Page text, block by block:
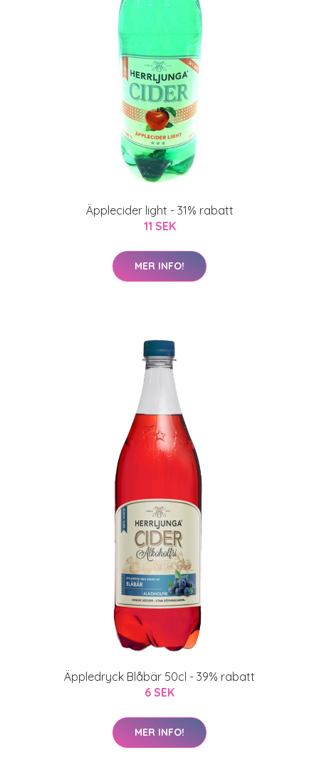
Äpplecider light - 31% rabatt
11 SEK
MER INFO!
Äppledryck Blåbär 50cl - 39% rabatt
6 SEK
MER INFO!